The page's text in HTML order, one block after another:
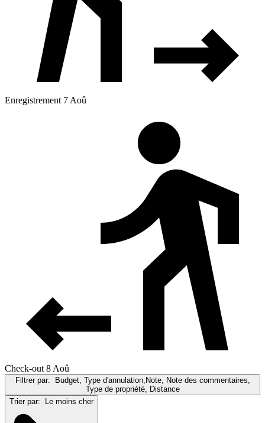
Enregistrement 7 Aoû
Check-out 8 Aoû
Filtrer par: Budget, Type d'annulation,Note, Note des commentaires,
Type de propriété, Distance
Trier par: Le moins cher